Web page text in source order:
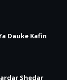
Dauke Kafin
Shedar